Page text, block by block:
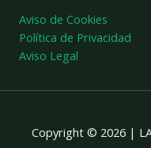
Aviso de Cookies
Política de Privacidad
Aviso Legal
Copyright © 2026 | LAS